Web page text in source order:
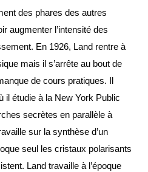
des phares des autres
augmenter l’intensité des
mais il s’arrête au bout de
de cours pratiques. Il
il étudie à la New York Public
secrètes en parallèle à
sur la synthèse d’un
seul les cristaux polarisants
Land travaille à l’époque